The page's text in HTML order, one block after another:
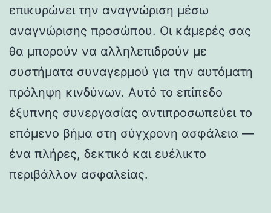
επικυρώνει την αναγνώριση μέσω
αναγνώρισης προσώπου. Οι κάμερές σας
θα μπορούν να αλληλεπιδρούν με
συστήματα συναγερμού για την αυτόματη
πρόληψη κινδύνων. Αυτό το επίπεδο
έξυπνης συνεργασίας αντιπροσωπεύει το
επόμενο βήμα στη σύγχρονη ασφάλεια —
ένα πλήρες, δεκτικό και ευέλικτο
περιβάλλον ασφαλείας.